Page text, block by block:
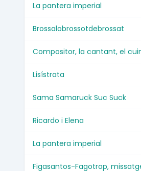
La pantera imperial
Brossalobrossotdebrossat
Compositor, la cantant, el
Lisístrata
Sama Samaruck Suc Suck
Ricardo i Elena
La pantera imperial
Figasantos-Fagotrop,